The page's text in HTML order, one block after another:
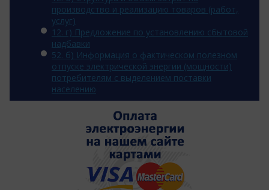
производство и реализацию товаров (работ,
услуг)
12. г) Предложение по установлению сбытовой
надбавки
52. б) Информация о фактическом полезном
отпуске электрической энергии (мощности)
потребителям с выделением поставки
населению